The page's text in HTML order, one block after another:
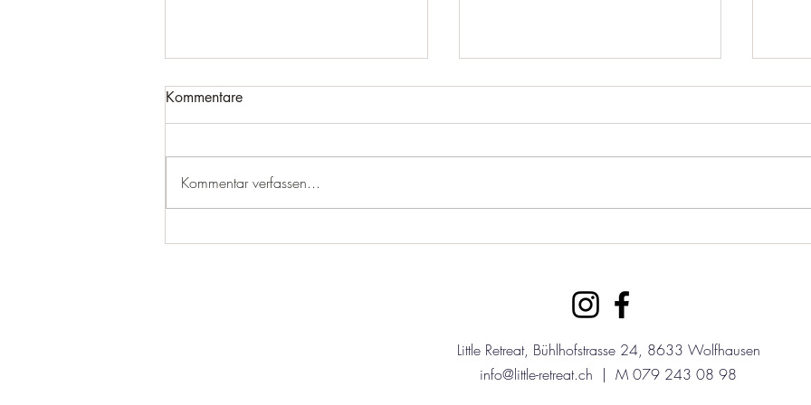
Panikattacken und
Panikattacken und Ferien
Kommentare
Kommentar verfassen...
Little Retreat, Bühlhofstrasse 24, 8633 Wolfhausen
info@little-retreat.ch | M 079 243 08 98